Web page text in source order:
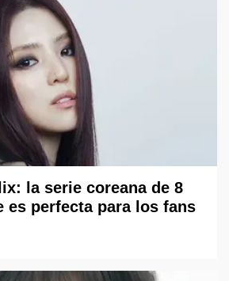
la serie coreana de 8
es perfecta para los fans